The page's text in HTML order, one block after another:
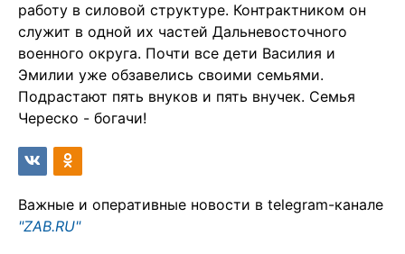
работу в силовой структуре. Контрактником он
служит в одной их частей Дальневосточного
военного округа. Почти все дети Василия и
Эмилии уже обзавелись своими семьями.
Подрастают пять внуков и пять внучек. Семья
Череско - богачи!
Важные и оперативные новости в telegram-канале
"ZAB.RU"